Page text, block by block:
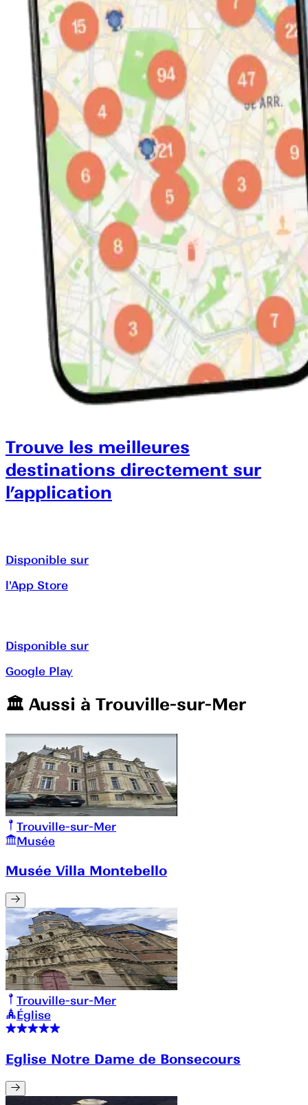
Trouve les meilleures
destinations directement sur
l’application
Disponible sur
l'App Store
Disponible sur
Google Play
🏛️️ Aussi à Trouville-sur-Mer
Trouville-sur-Mer
Musée
Musée Villa Montebello
Trouville-sur-Mer
Église
Eglise Notre Dame de Bonsecours